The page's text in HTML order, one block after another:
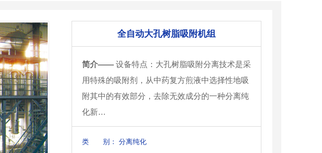
全自动大孔树脂吸附机组
简介—— 设备特点：大孔树脂吸附分离技术是采
用特殊的吸附剂，从中药复方煎液中选择性地吸
附其中的有效部分，去除无效成分的一种分离纯
化新…
类 别： 分离纯化